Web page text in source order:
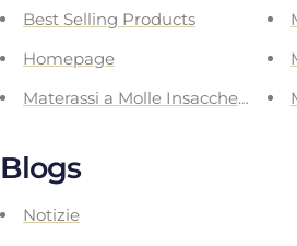
Best Selling Products
Homepage
Materassi a Molle Insacchettate
Blogs
Notizie